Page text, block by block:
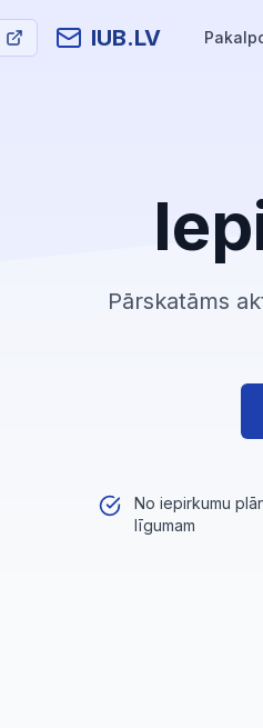
IUB.LV
Pārskatāms
No iepirkumu
līgumam